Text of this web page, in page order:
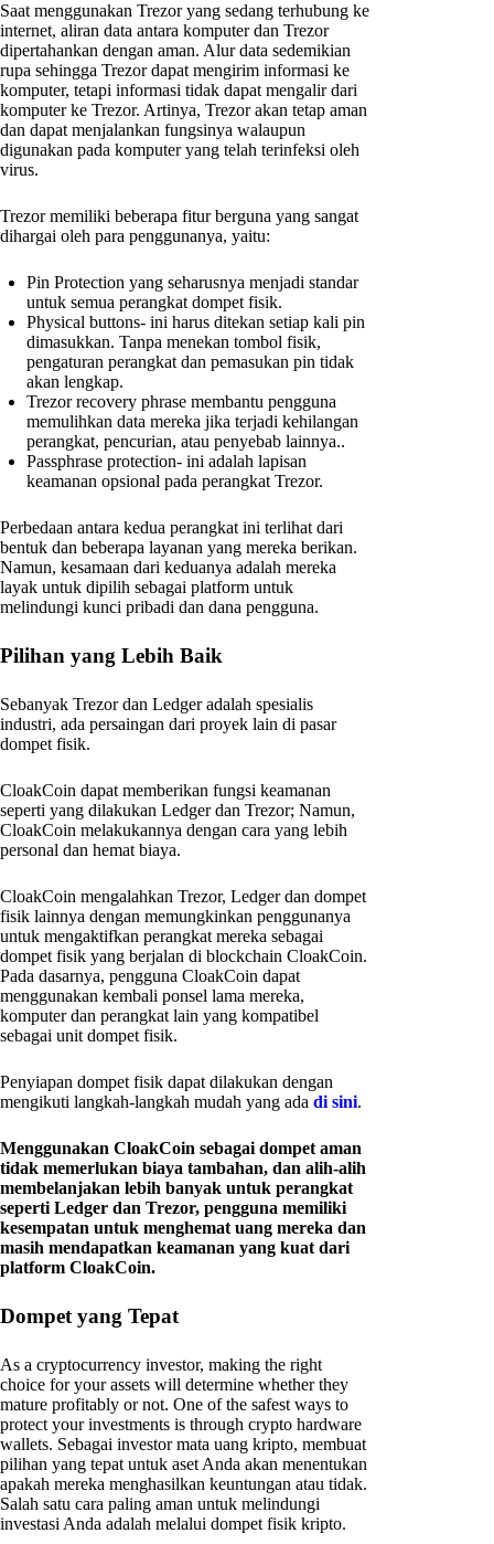
Saat menggunakan Trezor yang sedang terhubung ke
internet, aliran data antara komputer dan Trezor
dipertahankan dengan aman. Alur data sedemikian
rupa sehingga Trezor dapat mengirim informasi ke
komputer, tetapi informasi tidak dapat mengalir dari
komputer ke Trezor. Artinya, Trezor akan tetap aman
dan dapat menjalankan fungsinya walaupun
digunakan pada komputer yang telah terinfeksi oleh
virus.
Trezor memiliki beberapa fitur berguna yang sangat
dihargai oleh para penggunanya, yaitu:
Pin Protection yang seharusnya menjadi standar
untuk semua perangkat dompet fisik.
Physical buttons- ini harus ditekan setiap kali pin
dimasukkan. Tanpa menekan tombol fisik,
pengaturan perangkat dan pemasukan pin tidak
akan lengkap.
Trezor recovery phrase membantu pengguna
memulihkan data mereka jika terjadi kehilangan
perangkat, pencurian, atau penyebab lainnya..
Passphrase protection- ini adalah lapisan
keamanan opsional pada perangkat Trezor.
Perbedaan antara kedua perangkat ini terlihat dari
bentuk dan beberapa layanan yang mereka berikan.
Namun, kesamaan dari keduanya adalah mereka
layak untuk dipilih sebagai platform untuk
melindungi kunci pribadi dan dana pengguna.
Pilihan yang Lebih Baik
Sebanyak Trezor dan Ledger adalah spesialis
industri, ada persaingan dari proyek lain di pasar
dompet fisik.
CloakCoin dapat memberikan fungsi keamanan
seperti yang dilakukan Ledger dan Trezor; Namun,
CloakCoin melakukannya dengan cara yang lebih
personal dan hemat biaya.
CloakCoin mengalahkan Trezor, Ledger dan dompet
fisik lainnya dengan memungkinkan penggunanya
untuk mengaktifkan perangkat mereka sebagai
dompet fisik yang berjalan di blockchain CloakCoin.
Pada dasarnya, pengguna CloakCoin dapat
menggunakan kembali ponsel lama mereka,
komputer dan perangkat lain yang kompatibel
sebagai unit dompet fisik.
Penyiapan dompet fisik dapat dilakukan dengan
mengikuti langkah-langkah mudah yang ada di sini.
Menggunakan CloakCoin sebagai dompet aman
tidak memerlukan biaya tambahan, dan alih-alih
membelanjakan lebih banyak untuk perangkat
seperti Ledger dan Trezor, pengguna memiliki
kesempatan untuk menghemat uang mereka dan
masih mendapatkan keamanan yang kuat dari
platform CloakCoin.
Dompet yang Tepat
As a cryptocurrency investor, making the right
choice for your assets will determine whether they
mature profitably or not. One of the safest ways to
protect your investments is through crypto hardware
wallets. Sebagai investor mata uang kripto, membuat
pilihan yang tepat untuk aset Anda akan menentukan
apakah mereka menghasilkan keuntungan atau tidak.
Salah satu cara paling aman untuk melindungi
investasi Anda adalah melalui dompet fisik kripto.